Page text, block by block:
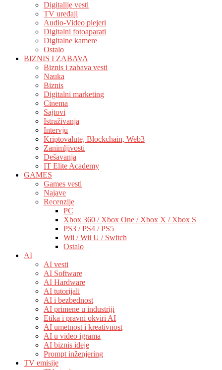
Digitalije vesti
TV uređaji
Audio-Video plejeri
Digitalni fotoaparati
Digitalne kamere
Ostalo
BIZNIS I ZABAVA
Biznis i zabava vesti
Nauka
Biznis
Digitalni marketing
Cinema
Sajtovi
Istraživanja
Intervju
Kriptovalute, Blockchain, Web3
Zanimljivosti
Dešavanja
IT Elite Academy
GAMES
Games vesti
Najave
Recenzije
PC
Xbox 360 / Xbox One / Xbox X / Xbox S
PS3 / PS4 / PS5
Wii / Wii U / Switch
Ostalo
AI
AI vesti
AI Software
AI Hardware
AI tutorijali
AI i bezbednost
AI primene u industriji
Etika i pravni okviri AI
AI umetnost i kreativnost
AI u video igrama
AI biznis ideje
Prompt inženjering
TV emisije